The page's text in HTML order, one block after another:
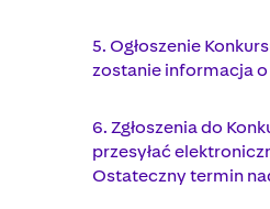
5. Ogłoszenie
zostanie informacja o
6. Zgłoszenia do
przesyłać
Ostateczny termin